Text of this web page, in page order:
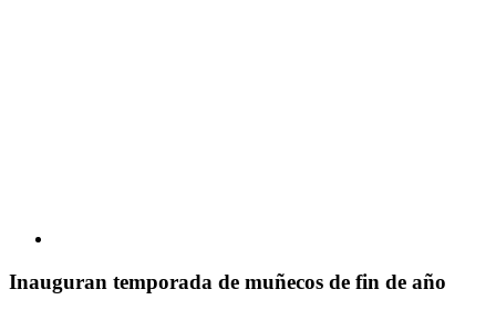
Inauguran temporada de muñecos de fin de año